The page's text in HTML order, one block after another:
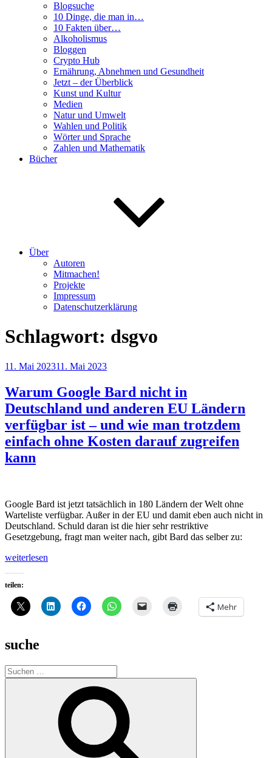
Blogsuche
10 Dinge, die man in…
10 Fakten über…
Alkoholismus
Bloggen
Crypto Hub
Ernährung, Abnehmen und Gesundheit
Jetzt – der Überblick
Kunst und Kultur
Medien
Natur und Umwelt
Wahlen und Politik
Wörter und Sprache
Zahlen und Mathematik
Bücher
Über
Autoren
Mitmachen!
Projekte
Impressum
Datenschutzerklärung
Schlagwort: dsgvo
Veröffentlicht
11. Mai 202311. Mai 2023
Warum Google Bard nicht in
Deutschland und anderen EU Ländern
verfügbar ist – und wie man trotzdem
einfach ohne Kosten darauf zugreifen
kann
Google Bard ist jetzt tatsächlich in 180 Ländern der Welt ohne
Warteliste verfügbar. Außer in der EU und damit eben auch nicht in
Deutschland. Schuld daran ist die hier sehr restriktive
Gesetzgebung, fragt man weiter nach, gibt Bard das selber zu:
„Warum
nicht
Deutschland
EU
verfügbar
ist
weiterlesen
teilen:
Mehr
suche
Suche
nach: